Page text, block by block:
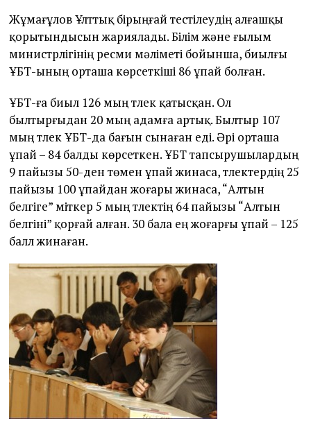
Жұмағұлов Ұлттық бірыңғай тестілеудің алғашқы
қорытындысын жариялады. Білім және ғылым
министрлігінің ресми мәліметі бойынша, биылғы
ҰБТ-ының орташа көрсеткіші 86 ұпай болған.
ҰБТ-ға биыл 126 мың түлек қатысқан. Ол
былтырғыдан 20 мың адамға артық. Былтыр 107
мың түлек ҰБТ-да бағын сынаған еді. Әрі орташа
ұпай – 84 балды көрсеткен. ҰБТ тапсырушылардың
9 пайызы 50-ден төмен ұпай жинаса, түлектердің 25
пайызы 100 ұпайдан жоғары жинаса, “Алтын
белгіге” үміткер 5 мың түлектің 64 пайызы “Алтын
белгіні” қорғай алған. 30 бала ең жоғарғы ұпай – 125
балл жинаған.